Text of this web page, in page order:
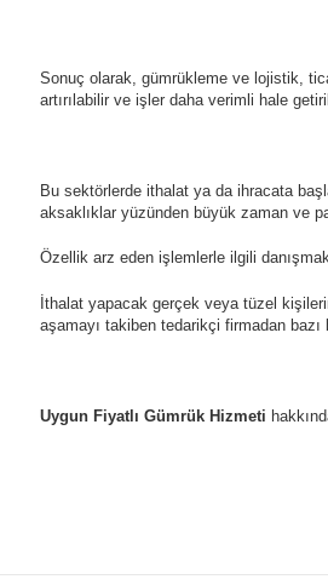
Sonuç olarak, gümrükleme ve lojistik,
artırılabilir ve işler daha verimli hale
Bu sektörlerde ithalat ya da ihracata
aksaklıklar yüzünden büyük zaman ve
Özellik arz eden işlemlerle ilgili
İthalat yapacak gerçek veya tüzel
aşamayı takiben tedarikçi firmadan bazı
Uygun Fiyatlı Gümrük Hizmeti